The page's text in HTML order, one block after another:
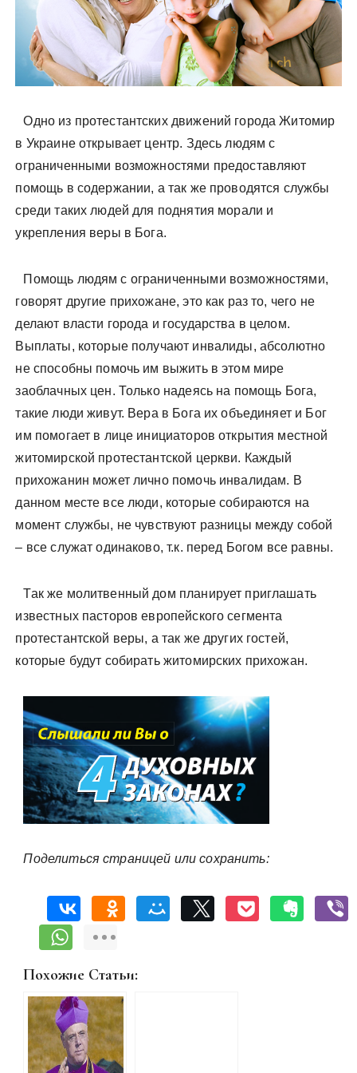
Одно из протестантских движений города Житомир
в Украине открывает центр. Здесь людям с
ограниченными возможностями предоставляют
помощь в содержании, а так же проводятся службы
среди таких людей для поднятия морали и
укрепления веры в Бога.
Помощь людям с ограниченными возможностями,
говорят другие прихожане, это как раз то, чего не
делают власти города и государства в целом.
Выплаты, которые получают инвалиды, абсолютно
не способны помочь им выжить в этом мире
заоблачных цен. Только надеясь на помощь Бога,
такие люди живут. Вера в Бога их объединяет и Бог
им помогает в лице инициаторов открытия местной
житомирской протестантской церкви. Каждый
прихожанин может лично помочь инвалидам. В
данном месте все люди, которые собираются на
момент службы, не чувствуют разницы между собой
– все служат одинаково, т.к. перед Богом все равны.
Так же молитвенный дом планирует приглашать
известных пасторов европейского сегмента
протестантской веры, а так же других гостей,
которые будут собирать житомирских прихожан.
Поделиться страницей или сохранить:
Похожие Статьи: